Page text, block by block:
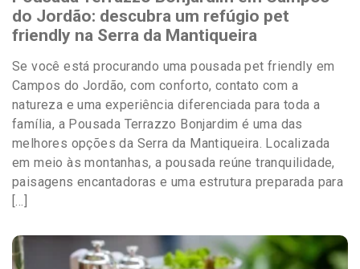
do Jordão: descubra um refúgio pet
friendly na Serra da Mantiqueira
Se você está procurando uma pousada pet friendly em
Campos do Jordão, com conforto, contato com a
natureza e uma experiência diferenciada para toda a
família, a Pousada Terrazzo Bonjardim é uma das
melhores opções da Serra da Mantiqueira. Localizada
em meio às montanhas, a pousada reúne tranquilidade,
paisagens encantadoras e uma estrutura preparada para
[…]